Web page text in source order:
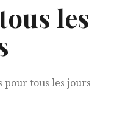
les
pour tous les jours